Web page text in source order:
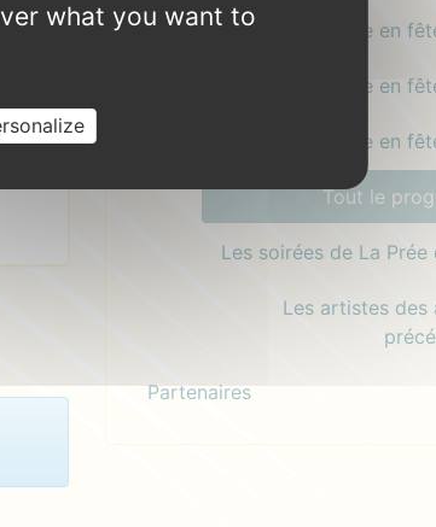
Gallésie en
Gallésie en
Gallésie en
Tout le
Les soirées de La Prée
Les artistes des
Partenaires
what you want to